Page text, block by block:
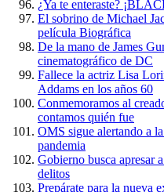
¿Ya te enteraste?
El sobrino de Michael
película Biográfica
De la mano de James
cinematográfico de DC
Fallece la actriz Lisa
Addams en los años 60
Conmemoramos al
contamos quién fue
OMS sigue alertando a
pandemia
Gobierno busca apresar
delitos
Prepárate para la nueva